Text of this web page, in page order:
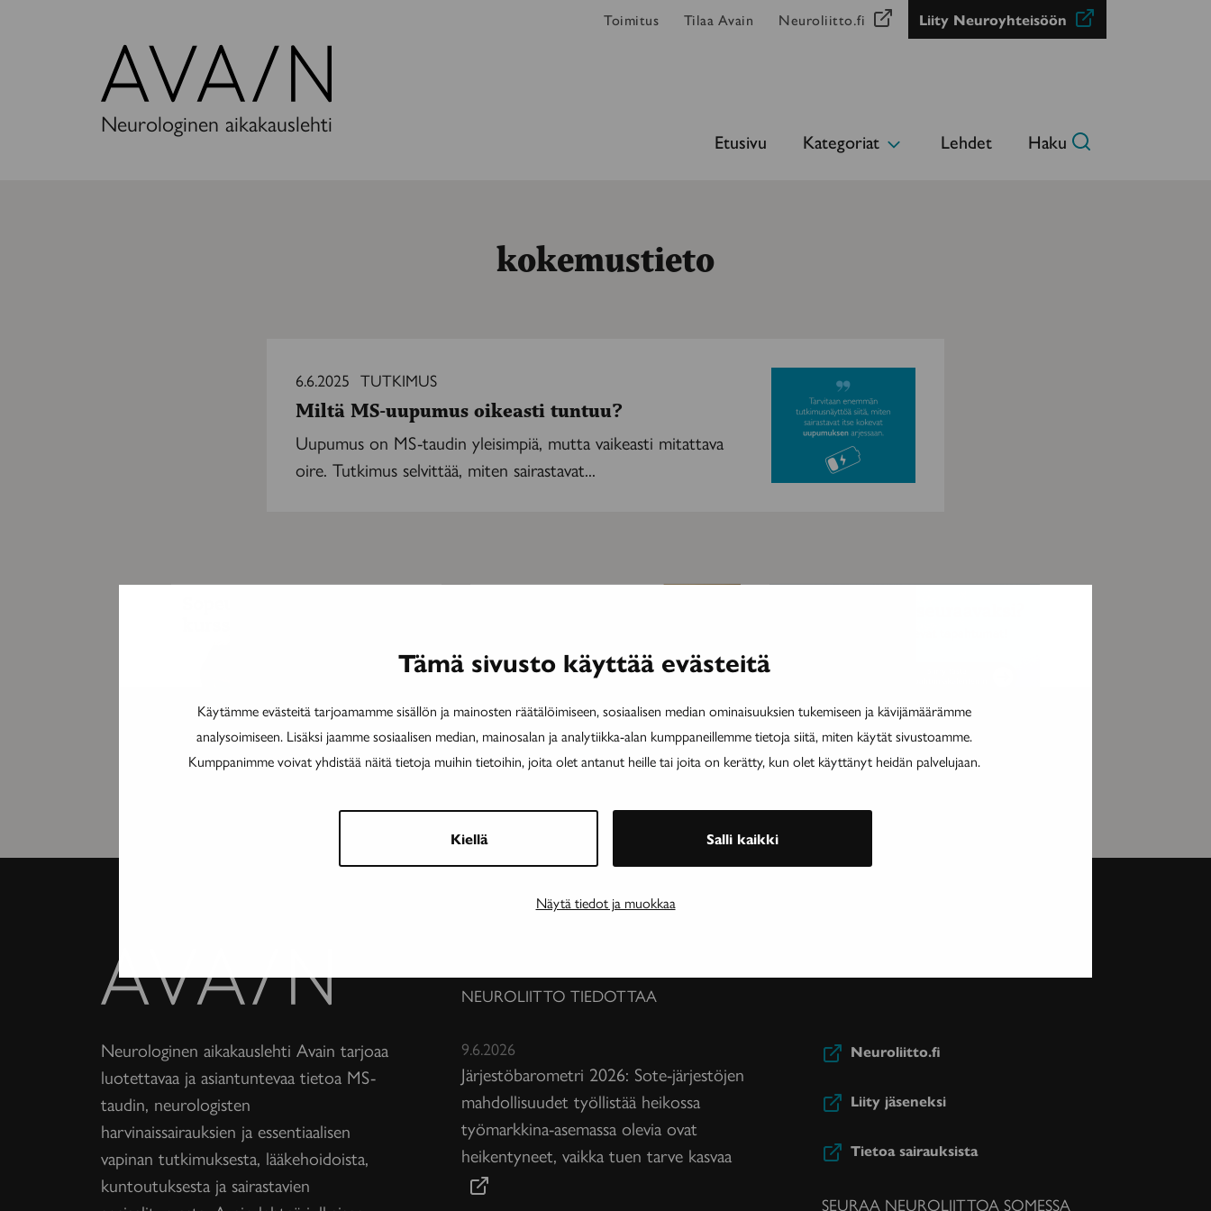
Tämä sivusto käyttää evästeitä
Käytämme evästeitä tarjoamamme sisällön ja mainosten räätälöimiseen, sosiaalisen median ominaisuuksien tukemiseen ja kävijämäärämme
analysoimiseen. Lisäksi jaamme sosiaalisen median, mainosalan ja analytiikka-alan kumppaneillemme tietoja siitä, miten käytät sivustoamme.
Kumppanimme voivat yhdistää näitä tietoja muihin tietoihin, joita olet antanut heille tai joita on kerätty, kun olet käyttänyt heidän palvelujaan.
Kiellä Salli kaikki
Näytä tiedot ja muokkaa
lehti
Neurologinen aikakauslehti
Toimitus Tilaa Avain Neuroliitto.fi Liity Neuroyhteisöön
Etusivu
Kategoriat
Lehdet Haku
kokemustieto
uupumus
oikeasti
tuntuu?
6.6.2025 TUTKIMUS
Miltä MS-uupumus oikeasti tuntuu?
Uupumus on MS-taudin yleisimpiä, mutta vaikeasti mitattava
oire. Tutkimus selvittää, miten sairastavat...
lehti
Neurologinen aikakauslehti Avain tarjoaa
luotettavaa ja asiantuntevaa tietoa MS-
taudin, neurologisten
harvinaissairauksien ja essentiaalisen
vapinan tutkimuksesta, lääkehoidoista,
kuntoutuksesta ja sairastavien
NEUROLIITTO TIEDOTTAA
9.6.2026
Järjestöbarometri 2026: Sote-järjestöjen
mahdollisuudet työllistää heikossa
työmarkkina-asemassa olevia ovat
heikentyneet, vaikka tuen tarve kasvaa
Neuroliitto.fi
Liity jäseneksi
Tietoa sairauksista
SEURAA NEUROLIITTOA SOMESSA